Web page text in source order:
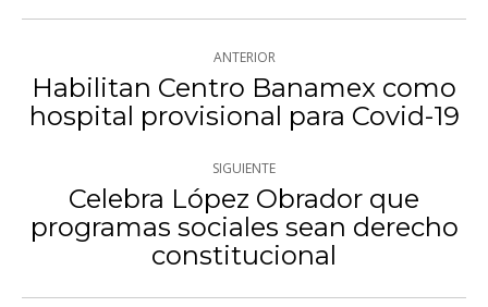
Navegación
entre
publicaciones
ANTERIOR
Publicación
anterior:
Habilitan Centro Banamex como
hospital provisional para Covid-19
SIGUIENTE
Publicación
siguiente:
Celebra López Obrador que
programas sociales sean derecho
constitucional